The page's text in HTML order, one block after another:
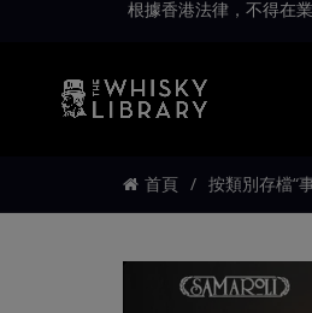
根據香港法律，不得在
首頁 按類別存檔“